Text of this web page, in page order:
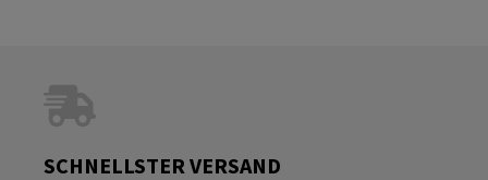
SCHNELLSTER VERSAND